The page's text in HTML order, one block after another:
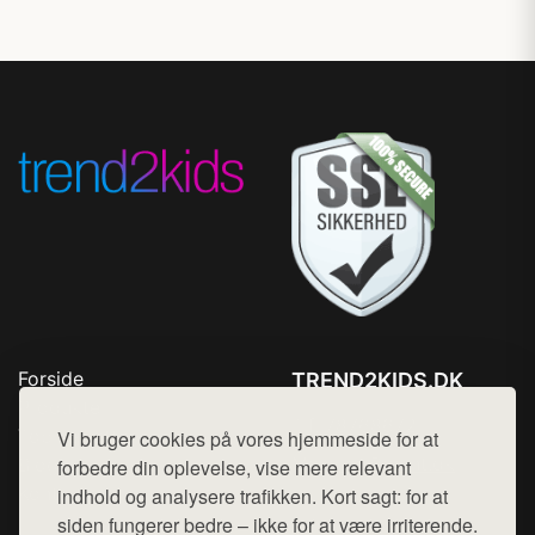
Vi bruger cookies på vores hjemmeside for at
forbedre din oplevelse, vise mere relevant
indhold og analysere trafikken. Kort sagt: for at
siden fungerer bedre – ikke for at være irriterende.
Forside
Top Rabatter
Blog
Kontakt
TREND2KIDS.DK
Mail: hej@want.dk
Cookie- og privatlivspolitik